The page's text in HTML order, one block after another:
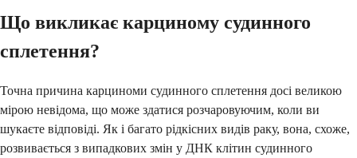
Що викликає карциному судинного
сплетення?
Точна причина карциноми судинного сплетення досі великою
мірою невідома, що може здатися розчаровуючим, коли ви
шукаєте відповіді. Як і багато рідкісних видів раку, вона, схоже,
розвивається з випадкових змін у ДНК клітин судинного